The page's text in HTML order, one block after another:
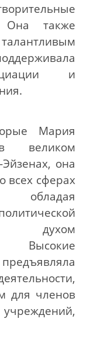
также
и
Мария
великом
она
всех сферах
обладая
и духом
Высокие
для членов